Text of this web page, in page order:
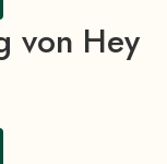
von Hey